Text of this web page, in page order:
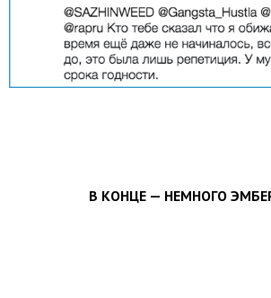
В КОНЦЕ — НЕМНОГО